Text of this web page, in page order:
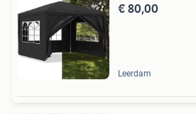
€ 80,00
Leerdam